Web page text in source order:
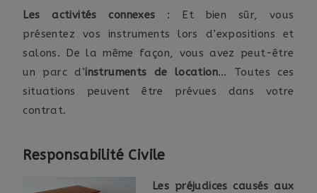
Les activités connexes : Et bien sûr, vous
présentez vos instruments lors d’expositions et
salons. De la même façon, vous avez peut-être
un parc d’instruments de location… Toutes ces
situations peuvent être prévues dans votre
contrat.
Responsabilité Civile
Les préjudices causés aux